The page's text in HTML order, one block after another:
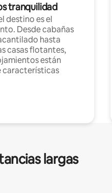
tranquilidad
destino es el
Desde cabañas
hasta
casas flotantes,
están
características
largas